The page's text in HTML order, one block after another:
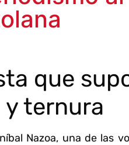
que
y ternura
Nazoa, una de las